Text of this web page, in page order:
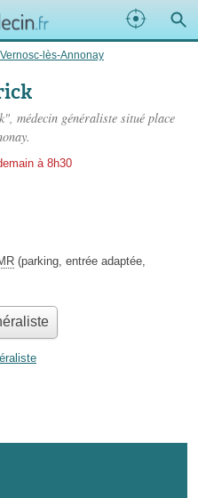
Vernosc-lès-Annonay
médecin généraliste situé place
à 8h30
(parking, entrée adaptée,